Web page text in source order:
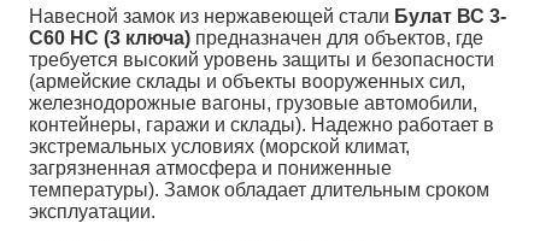
Навесной замок из нержавеющей стали Булат ВС 3-
С60 НС (3 ключа) предназначен для объектов, где
требуется высокий уровень защиты и безопасности
(армейские склады и объекты вооруженных сил,
железнодорожные вагоны, грузовые автомобили,
контейнеры, гаражи и склады). Надежно работает в
экстремальных условиях (морской климат,
загрязненная атмосфера и пониженные
температуры). Замок обладает длительным сроком
эксплуатации.